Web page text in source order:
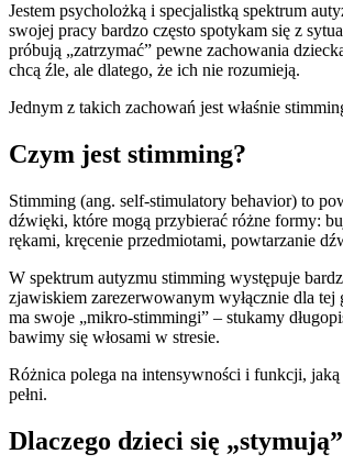
Jestem psycholożką i specjalistką spektrum
swojej pracy bardzo często spotykam się z
próbują „zatrzymać” pewne zachowania
chcą źle, ale dlatego, że ich nie rozumieją.
Jednym z takich zachowań jest właśnie
Czym jest stimming?
Stimming (ang. self-stimulatory behavior) to
dźwięki, które mogą przybierać różne formy:
rękami, kręcenie przedmiotami, powtarzanie
W spektrum autyzmu stimming występuje
zjawiskiem zarezerwowanym wyłącznie dla tej
ma swoje „mikro-stimmingi” – stukamy
bawimy się włosami w stresie.
Różnica polega na intensywności i funkcji,
pełni.
Dlaczego dzieci się